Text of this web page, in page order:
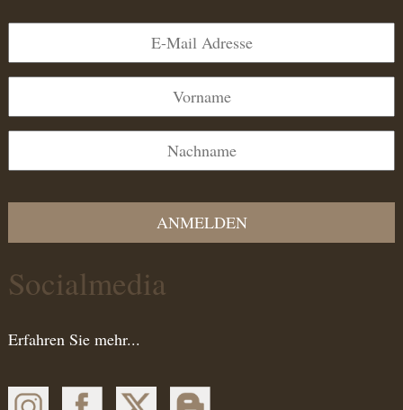
ANMELDEN
Socialmedia
Erfahren Sie mehr...